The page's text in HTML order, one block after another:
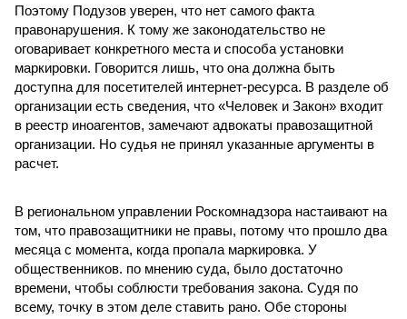
Поэтому Подузов уверен, что нет самого факта
правонарушения. К тому же законодательство не
оговаривает конкретного места и способа установки
маркировки. Говорится лишь, что она должна быть
доступна для посетителей интернет-ресурса. В разделе об
организации есть сведения, что «Человек и Закон» входит
в реестр иноагентов, замечают адвокаты правозащитной
организации. Но судья не принял указанные аргументы в
расчет.
В региональном управлении Роскомнадзора настаивают на
том, что правозащитники не правы, потому что прошло два
месяца с момента, когда пропала маркировка. У
общественников. по мнению суда, было достаточно
времени, чтобы соблюсти требования закона. Судя по
всему, точку в этом деле ставить рано. Обе стороны